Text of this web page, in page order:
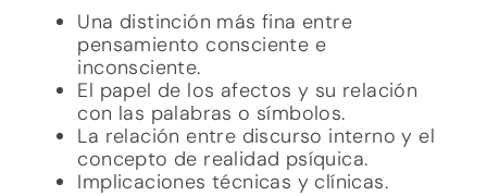
Una distinción más fina entre
pensamiento consciente e
inconsciente.
El papel de los afectos y su relación
con las palabras o símbolos.
La relación entre discurso interno y el
concepto de realidad psíquica.
Implicaciones técnicas y clínicas.